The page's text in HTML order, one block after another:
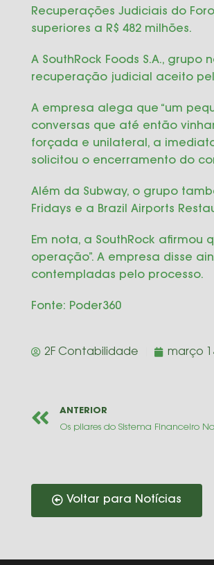
Recuperações Judiciais do
superiores a R$ 482 milhões.
A SouthRock Foods S.A.,
recuperação judicial aceito
A empresa alega que “um
conversas que até então
forçada e unilateral, a
solicitou o encerramento do
Além da Subway, o grupo
Fridays e a Brazil Airports
Em nota, a SouthRock
operação”. A empresa disse
contempladas pelo processo.
Fonte: Poder360
2F Contabilidade março
ANTERIOR
Voltar para Notícias